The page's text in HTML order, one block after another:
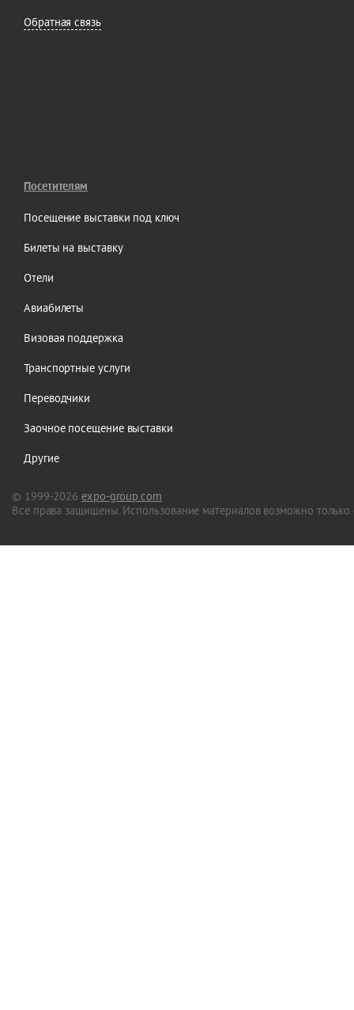
Обратная связь
Посетителям
Посещение выставки под ключ
Билеты на выставку
Отели
Авиабилеты
Визовая поддержка
Транспортные услуги
Переводчики
Заочное посещение выставки
Другие
© 1999-2026 expo-group.com
Все права защищены. Использование материалов возможно